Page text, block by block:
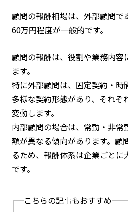
顧問の報酬相場は、外部顧問で
60万円程度が一般的です。
顧問の報酬は、役割や業務内容
ます。
特に外部顧問は、固定契約・時
多様な契約形態があり、それぞ
変動します。
内部顧問の場合は、常勤・非常
額が異なる傾向があります。顧
るため、報酬体系は企業ごとに
です。
こちらの記事もおすすめ